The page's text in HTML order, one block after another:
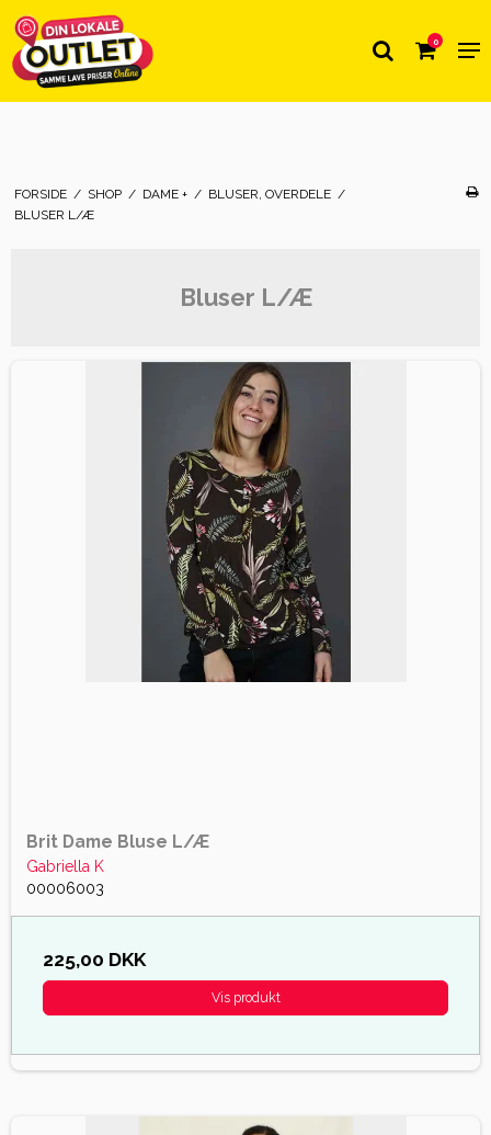
0
FORSIDE / SHOP / DAME + / BLUSER, OVERDELE /
BLUSER L/Æ
Bluser L/Æ
Brit Dame Bluse L/Æ
Gabriella K
00006003
225,00 DKK
Vis produkt